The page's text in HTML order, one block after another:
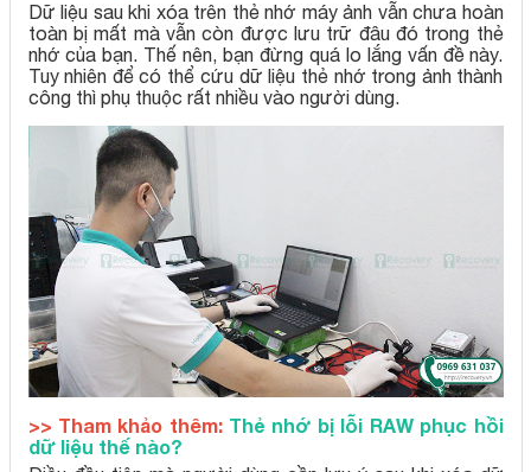
Dữ liệu sau khi xóa trên thẻ nhớ máy ảnh vẫn chưa hoàn
toàn bị mất mà vẫn còn được lưu trữ đâu đó trong thẻ
nhớ của bạn. Thế nên, bạn đừng quá lo lắng vấn đề này.
Tuy nhiên để có thể cứu dữ liệu thẻ nhớ trong ảnh thành
công thì phụ thuộc rất nhiều vào người dùng.
>> Tham khảo thêm: Thẻ nhớ bị lỗi RAW phục hồi
dữ liệu thế nào?